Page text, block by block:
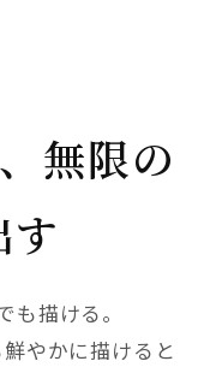
無限の
描ける。
やかに描けると